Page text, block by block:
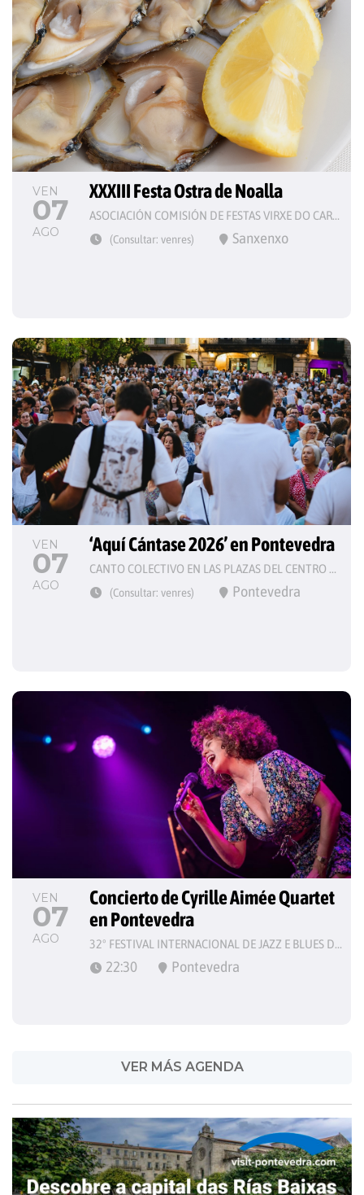
VEN
07
AGO
XXXIII Festa Ostra de Noalla
ASOCIACIÓN COMISIÓN DE FESTAS VIRXE DO CARME
(Consultar: venres) Sanxenxo
VEN
07
AGO
‘Aquí Cántase 2026’ en Pontevedra
CANTO COLECTIVO EN LAS PLAZAS DEL CENTRO HISTÓRICO
(Consultar: venres) Pontevedra
VEN
07
AGO
Concierto de Cyrille Aimée Quartet
en Pontevedra
32º FESTIVAL INTERNACIONAL DE JAZZ E BLUES DE PONTEVEDRA
22:30 Pontevedra
VER MÁS AGENDA